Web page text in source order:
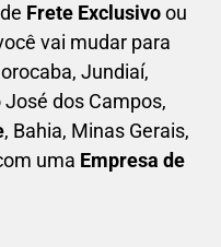
Frete Exclusivoou
vai mudar para
Jundiaí,
dos Campos,
, Bahia, Minas Gerais,
uma Empresa de